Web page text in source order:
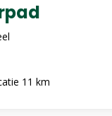
11 km